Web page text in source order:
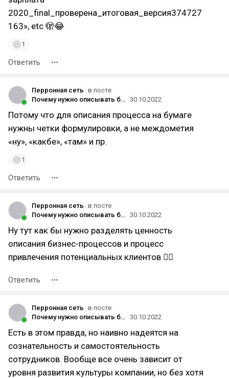
2020_final_проверена_итоговая_версия374727
163», etc 🫣😂
1
Ответить
Перронная сеть в посте
Почему нужно описывать бизнес-процессы, или как управлять хаосом в компании? 30.10.2022
Потому что для описания процесса на бумаге
нужны четки формулировки, а не междометия
«ну», «какбе», «там» и пр.
1
Ответить
Перронная сеть в посте
Почему нужно описывать бизнес-процессы, или как управлять хаосом в компании? 30.10.2022
Ну тут как бы нужно разделять ценность
описания бизнес-процессов и процесс
привлечения потенциальных клиентов 🤷‍♂️
Ответить
Перронная сеть в посте
Почему нужно описывать бизнес-процессы, или как управлять хаосом в компании? 30.10.2022
Есть в этом правда, но наивно надеятся на
сознательность и самостоятельность
сотрудников. Вообще все очень зависит от
уровня развития культуры компании, но без хотя